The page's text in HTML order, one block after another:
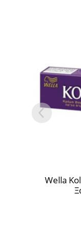
Βαφή μαλλιών 8/73